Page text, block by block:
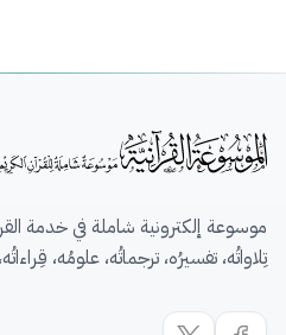
موسوعة إلكترونية شاملة في خدمة
تِلاواتُه، تفسيرُه، ترجماتُه، علومُه،